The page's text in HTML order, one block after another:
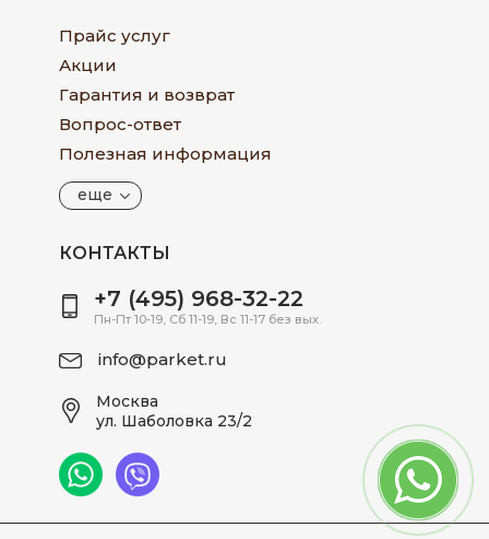
Прайс услуг
Акции
Гарантия и возврат
Вопрос-ответ
Полезная информация
еще
КОНТАКТЫ
+7 (495) 968-32-22
Пн-Пт 10-19, Сб 11-19, Вс 11-17 без вых.
info@parket.ru
Москва
ул. Шаболовка 23/2